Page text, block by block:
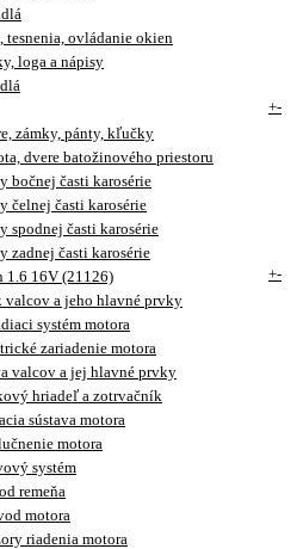
tesnenia, ovládanie okien
loga a nápisy
+-
zámky, pánty, kľučky
dvere batožinového priestoru
bočnej časti karosérie
čelnej časti karosérie
spodnej časti karosérie
zadnej časti karosérie
1.6 16V (21126)
+-
valcov a jeho hlavné prvky
systém motora
zariadenie motora
valcov a jej hlavné prvky
hriadeľ a zotrvačník
sústava motora
motora
systém
remeňa
motora
riadenia motora